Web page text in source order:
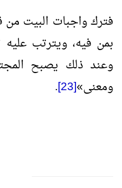
فترك واجبات البيت من
بمن فيه، ويترتب
وعند ذلك يصبح
ومعنى»
[23]
.